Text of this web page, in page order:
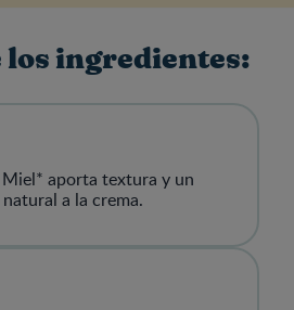
los ingredientes:
aporta textura y un
a la crema.